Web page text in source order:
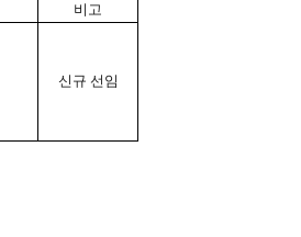
비고
신규 선임